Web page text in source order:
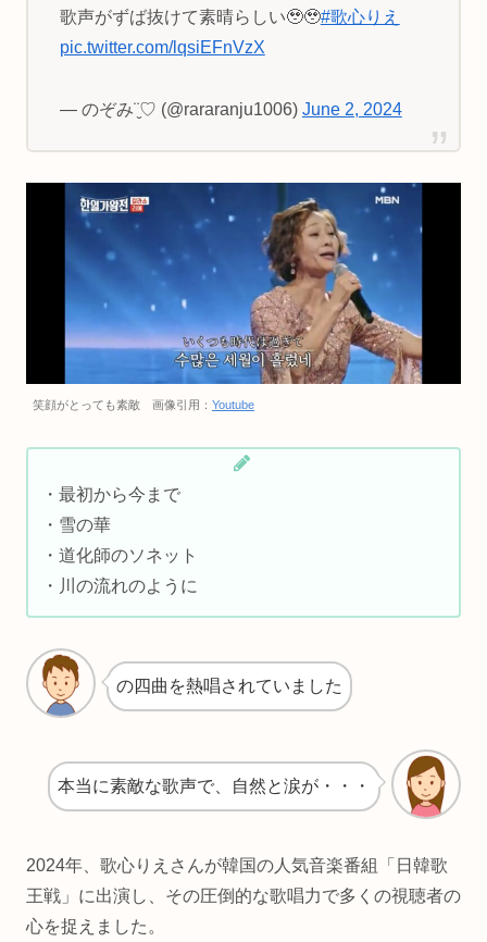
歌声がずば抜けて素晴らしい🥹🥹#歌心りえ
pic.twitter.com/lqsiEFnVzX
— のぞみ¨̮♡︎ (@rararanju1006) June 2, 2024
笑顔がとっても素敵 画像引用： Youtube
・最初から今まで
・雪の華
・道化師のソネット
・川の流れのように
の四曲を熱唱されていました
本当に素敵な歌声で、自然と涙が・・・
2024年、歌心りえさんが韓国の人気音楽番組「日韓歌
王戦」に出演し、その圧倒的な歌唱力で多くの視聴者の
心を捉えました。